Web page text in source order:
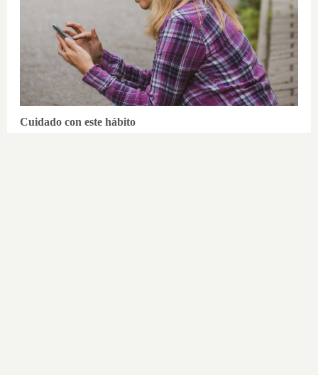
Cuidado con este hábito